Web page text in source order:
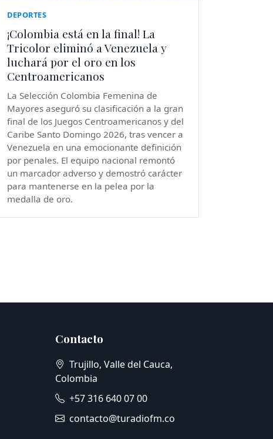
DEPORTES
¡Colombia está en la final! La
Tricolor eliminó a Venezuela y
luchará por el oro en los
Centroamericanos
La Selección Colombia Femenina de
Mayores aseguró su clasificación a la gran
final de los Juegos Centroamericanos y del
Caribe Santo Domingo 2026, tras vencer a
Venezuela en una emocionante definición
por penales. El equipo nacional remontó
un marcador adverso y demostró carácter
para mantenerse en la pelea por la
medalla de oro.
Contacto
Trujillo, Valle del Cauca,
Colombia
+57 316 640 07 00
contacto@turadiofm.co